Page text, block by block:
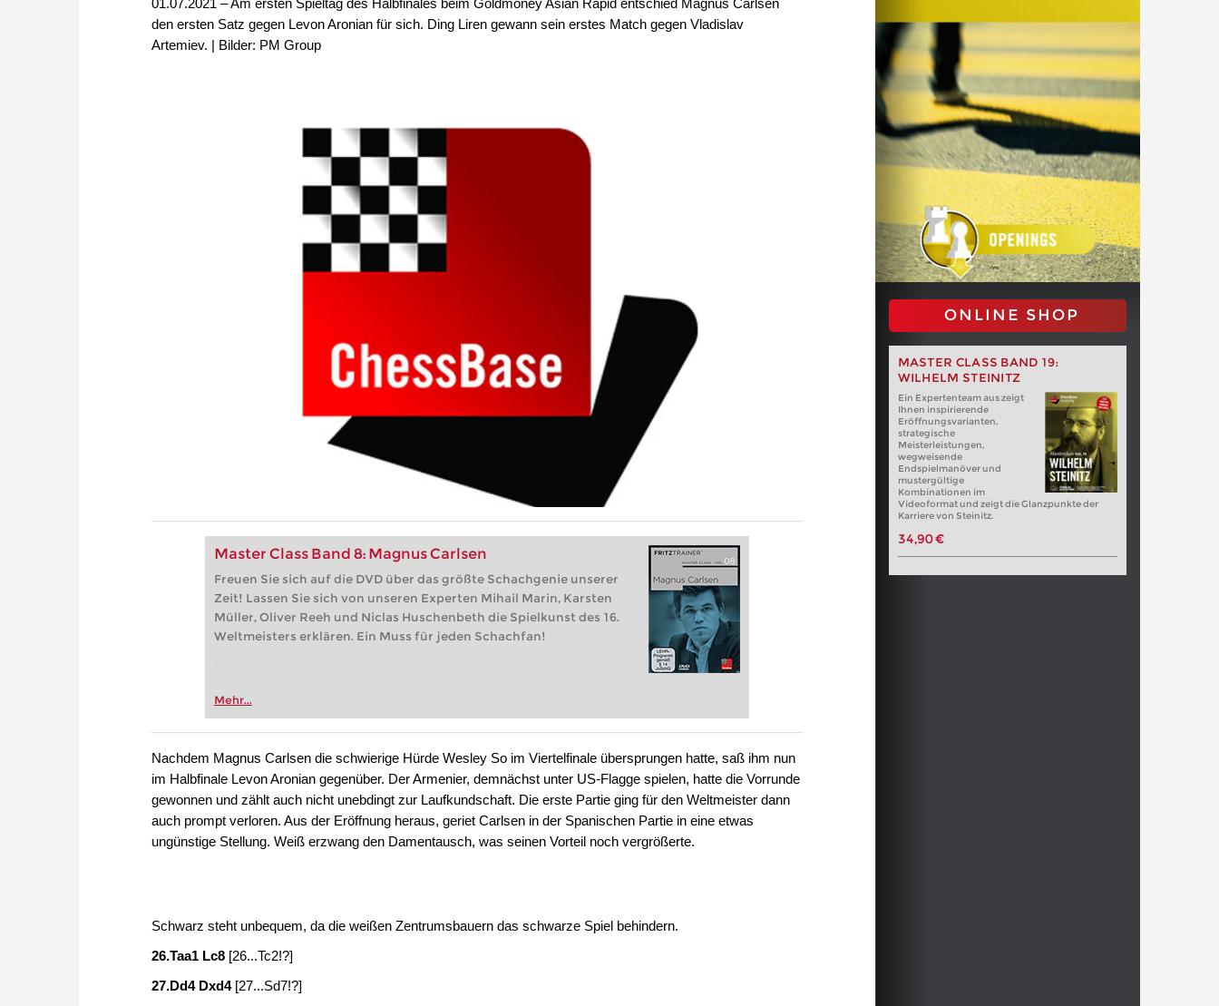
den ersten Satz gegen Levon Aronian für sich. Ding Liren gewann sein erstes Match gegen Vladislav
Artemiev. | Bilder: PM Group
Master Class Band 8: Magnus Carlsen
Freuen Sie sich auf die DVD über das größte Schachgenie unserer
Zeit! Lassen Sie sich von unseren Experten Mihail Marin, Karsten
Müller, Oliver Reeh und Niclas Huschenbeth die Spielkunst des 16.
Weltmeisters erklären. Ein Muss für jeden Schachfan!
Mehr...
ONLINE SHOP
MASTER CLASS BAND 19:
WILHELM STEINITZ
Ein Expertenteam aus zeigt
Ihnen inspirierende
Eröffnungsvarianten,
strategische
Meisterleistungen,
wegweisende
Endspielmanöver und
mustergültige
Kombinationen im
Videoformat und zeigt die Glanzpunkte der
Karriere von Steinitz.
34,90 €
Nachdem Magnus Carlsen die schwierige Hürde Wesley So im Viertelfinale übersprungen hatte, saß ihm nun
im Halbfinale Levon Aronian gegenüber. Der Armenier, demnächst unter US-Flagge spielen, hatte die Vorrunde
gewonnen und zählt auch nicht unebdingt zur Laufkundschaft. Die erste Partie ging für den Weltmeister dann
auch prompt verloren. Aus der Eröffnung heraus, geriet Carlsen in der Spanischen Partie in eine etwas
ungünstige Stellung. Weiß erzwang den Damentausch, was seinen Vorteil noch vergrößerte.
Schwarz steht unbequem, da die weißen Zentrumsbauern das schwarze Spiel behindern.
26.Taa1 Lc8 [26...Tc2!?]
27.Dd4 Dxd4 [27...Sd7!?]